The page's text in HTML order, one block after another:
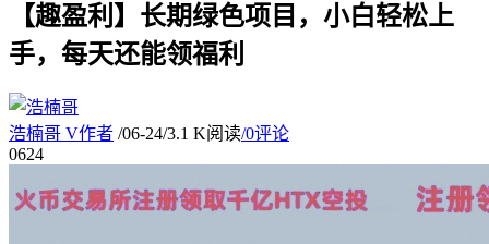
【趣盈利】长期绿色项目，小白轻松上
手，每天还能领福利
浩楠哥 V作者 /06-24/3.1 K阅读/0评论
0624